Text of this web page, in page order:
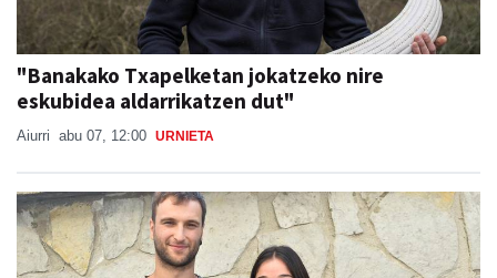
"Banakako Txapelketan jokatzeko nire
eskubidea aldarrikatzen dut"
Aiurri abu 07, 12:00 URNIETA